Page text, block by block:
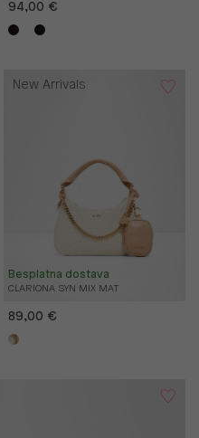
94,00 €
CLARIONA SYN MIX MAT
Besplatna dostava
New Arrivals
89,00 €